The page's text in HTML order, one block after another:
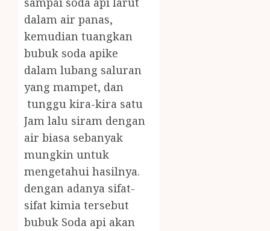
dalam air panas,
kemudian tuangkan
bubuk soda apike
dalam lubang saluran
yang mampet, dan
tunggu kira-kira satu
Jam lalu siram dengan
air biasa sebanyak
mungkin untuk
mengetahui hasilnya.
dengan adanya sifat-
sifat kimia tersebut
bubuk Soda api akan